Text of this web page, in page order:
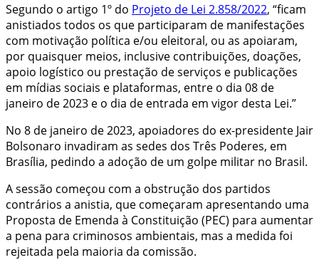
Segundo o artigo 1º do Projeto de Lei 2.858/2022, “ficam
anistiados todos os que participaram de manifestações
com motivação política e/ou eleitoral, ou as apoiaram,
por quaisquer meios, inclusive contribuições, doações,
apoio logístico ou prestação de serviços e publicações
em mídias sociais e plataformas, entre o dia 08 de
janeiro de 2023 e o dia de entrada em vigor desta Lei.”
No 8 de janeiro de 2023, apoiadores do ex-presidente Jair
Bolsonaro invadiram as sedes dos Três Poderes, em
Brasília, pedindo a adoção de um golpe militar no Brasil.
A sessão começou com a obstrução dos partidos
contrários a anistia, que começaram apresentando uma
Proposta de Emenda à Constituição (PEC) para aumentar
a pena para criminosos ambientais, mas a medida foi
rejeitada pela maioria da comissão.